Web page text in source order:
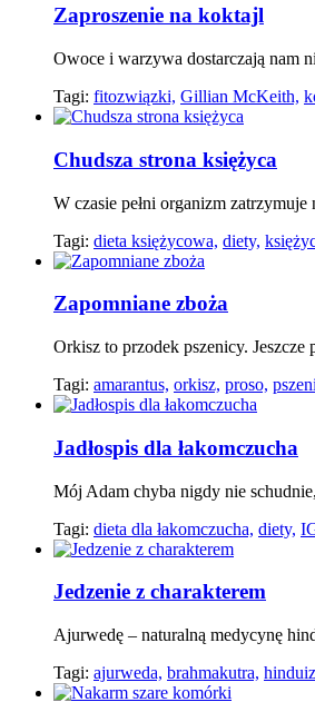
Zaproszenie na koktajl
Owoce i warzywa dostarczają nam
Tagi: fitozwiązki, Gillian McKeith,
Chudsza strona księżyca
W czasie pełni organizm
Tagi: dieta księżycowa, diety,
Zapomniane zboża
Orkisz to przodek pszenicy.
Tagi: amarantus, orkisz, proso,
Jadłospis dla łakomczucha
Mój Adam chyba nigdy nie
Tagi: dieta dla łakomczucha, diety,
Jedzenie z charakterem
Ajurwedę – naturalną medycynę
Tagi: ajurweda, brahmakutra,